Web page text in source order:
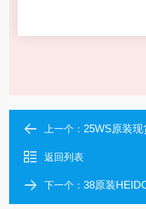
上一个： 25WS原装
返回列表
下一个：38原装